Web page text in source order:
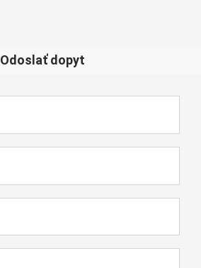
Odoslať dopyt